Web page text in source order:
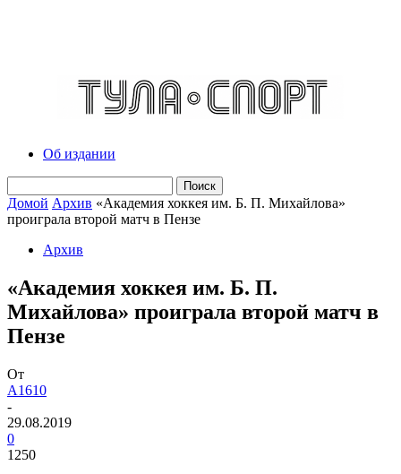
Об издании
Домой Архив «Академия хоккея им. Б. П. Михайлова»
проиграла второй матч в Пензе
Архив
«Академия хоккея им. Б. П.
Михайлова» проиграла второй матч в
Пензе
От
A1610
-
29.08.2019
0
1250